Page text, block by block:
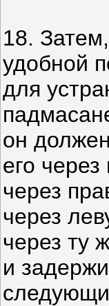
18.
удобной
для
он
его
через
через
через ту
и